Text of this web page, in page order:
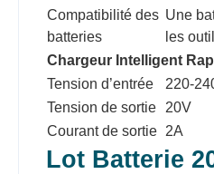
Compatibilité des
batteries
Une
les
Chargeur Intelligent
Tension d’entrée
220-
Tension de sortie
20V
Courant de sortie 2A
Lot Batterie